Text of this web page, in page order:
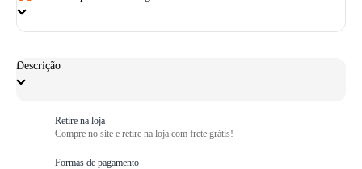
Descrição
Retire na loja
Compre no site e retire na loja com frete grátis!
Formas de pagamento